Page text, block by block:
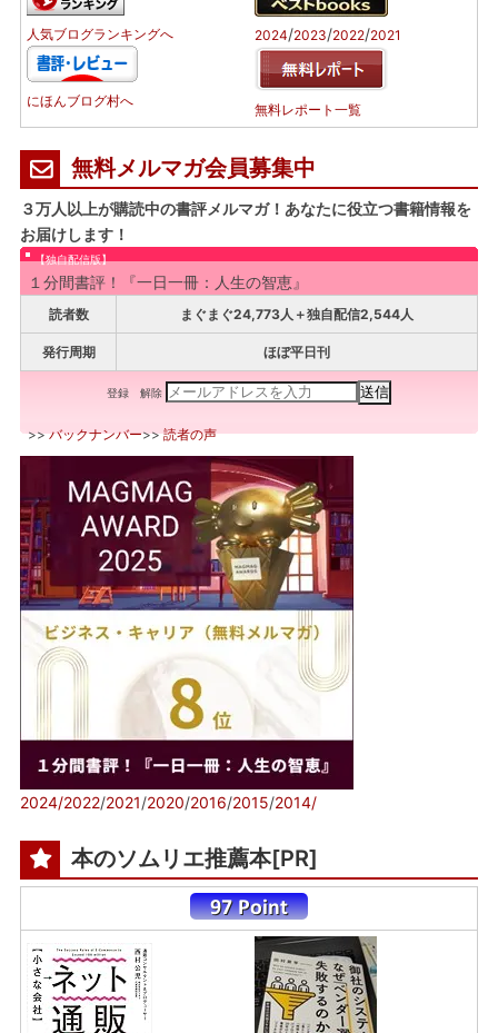
人気ブログランキングへ
にほんブログ村へ
2024/2023/2022/2021
無料レポート一覧
無料メルマガ会員募集中
３万人以上が購読中の書評メルマガ！あなたに役立つ書籍情報を
お届けします！
【独自配信版】
１分間書評！『一日一冊：人生の智恵』
読者数 まぐまぐ24,773人＋独自配信2,544人
発行周期 ほぼ平日刊
登録 解除
>>バックナンバー>>読者の声
2024/2022/2021/2020/2016/2015/2014/
本のソムリエ推薦本[PR]